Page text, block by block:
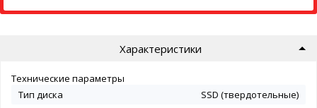
Характеристики
Технические параметры
Тип диска
SSD (твердотельные)